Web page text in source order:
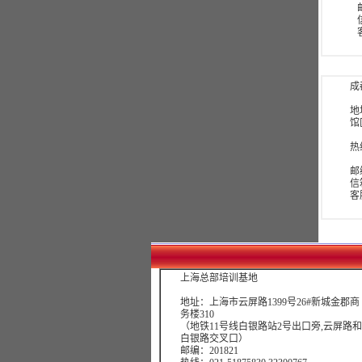
成
地
馆
热
邮
信
客
上海总部培训基地
地址：上海市云屏路1399号26#新城金郡商
务楼310
（地铁11号线白银路站2号出口旁,云屏路和
白银路交叉口）
邮编：201821